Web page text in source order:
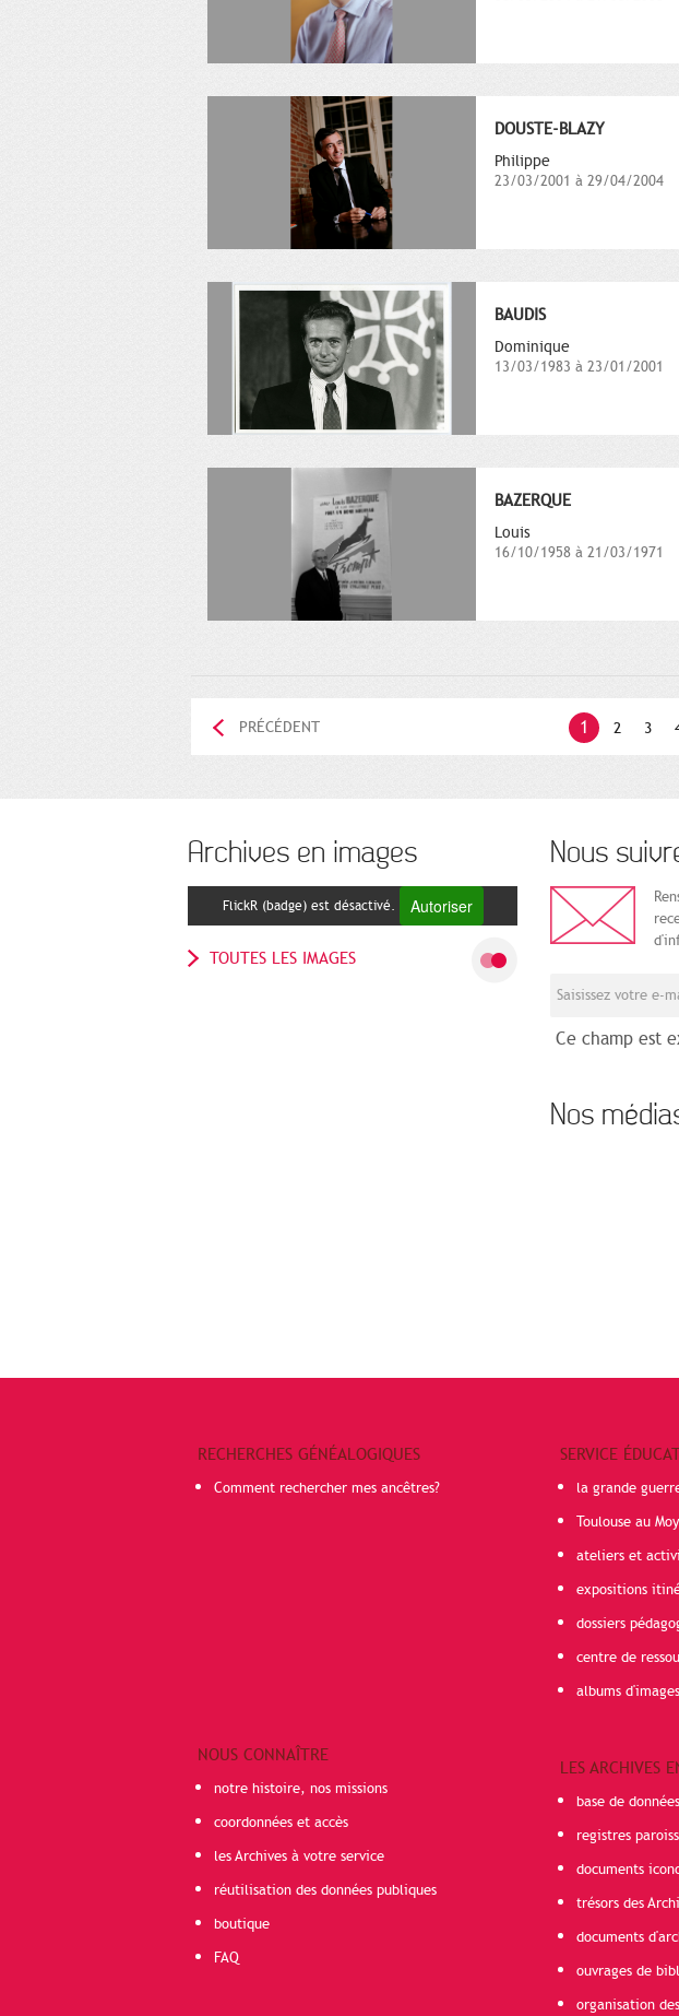
DOUSTE-BLAZY
Philippe
23/03/2001 à 29/04/2004
BAUDIS
Dominique
13/03/1983 à 23/01/2001
BAZERQUE
Louis
16/10/1958 à 21/03/1971
1 2 3
PRÉCÉDENT
Archives en images
FlickR (badge) est désactivé. Autoriser
TOUTES LES IMAGES
Nous
Ce champ est
Nos
RECHERCHES GÉNÉALOGIQUES
Comment rechercher mes ancêtres?
NOUS CONNAÎTRE
notre histoire, nos missions
coordonnées et accès
les Archives à votre service
réutilisation des données publiques
boutique
FAQ
SERVICE
la grande
Toulouse au
ateliers et
expositions
dossiers
centre de
albums
LES ARCHIVES
base de
registres
documents
trésors des
documents
ouvrages de
organisation